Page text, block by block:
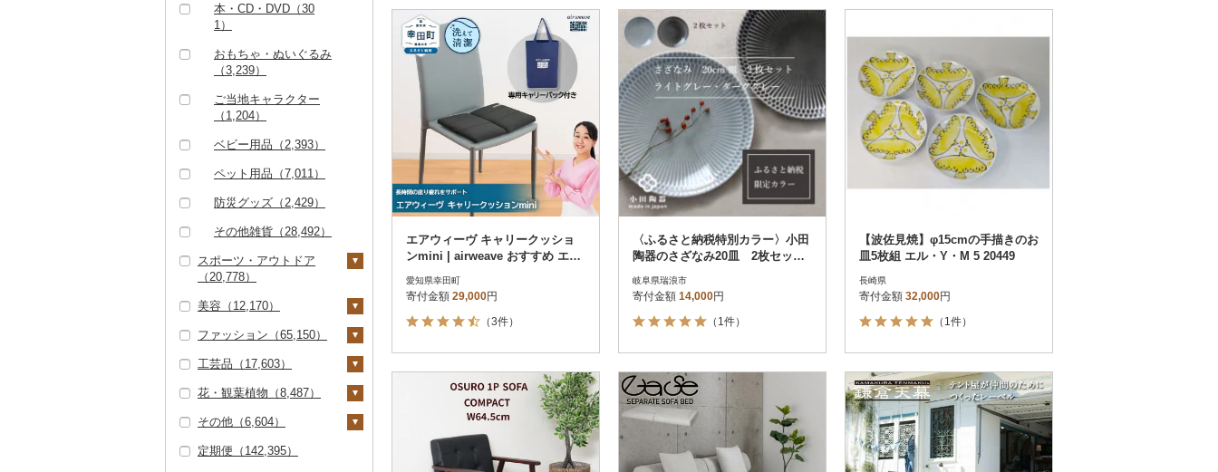
鍋（1,667）
土鍋（173）
その他キッチン用品
（6,251）
トイレットペーパー
（2,065）
ティッシュ（806）
2）
本・CD・DVD（30
1）
おもちゃ・ぬいぐるみ
（3,239）
ご当地キャラクター
（1,204）
ベビー用品（2,393）
ペット用品（7,011）
防災グッズ（2,429）
その他雑貨（28,492）
スポーツ・アウトドア
（20,778）
ゴルフ（6,752）
ゴルフボール（1,53
9）
ゴルフウェア（58）
その他ゴルフ（2,14
釣り（2,036）
サイクリング（476）
アウトドア・キャンプ
9）
美容（12,170）
スキンケア（4,254）
化粧水・乳液・美容液
609）
シャンプー・リンス
（1,593）
入浴剤（1,234）
ファッション（65,150）
鞄・バッグ（8,658）
トートバッグ・ショル
ツケース（163）
洋服（16,946）
女性・レディース（6,
和服（943）
靴・履物（8,110）
工芸品（17,603）
織物（859）
本場奄美大島紬（5
陶器・漆器（7,687）
信楽焼（776）
その他装飾品・工芸品
花・観葉植物（8,487）
観葉植物・苗木（2,28
その他（6,604）
地域サービス（2,45
定期便（142,395）
エアウィーヴ キャリークッショ
ンmini | airweave おすすめ エア
愛知県幸田町
寄付金額 29,000円
（3件）
〈ふるさと納税特別カラー〉小田
陶器のさざなみ20皿 2枚セット
岐阜県瑞浪市
寄付金額 14,000円
（1件）
【波佐見焼】φ15cmの手描きのお
皿5枚組 エル・Y・M 5 20449
長崎県
寄付金額 32,000円
（1件）